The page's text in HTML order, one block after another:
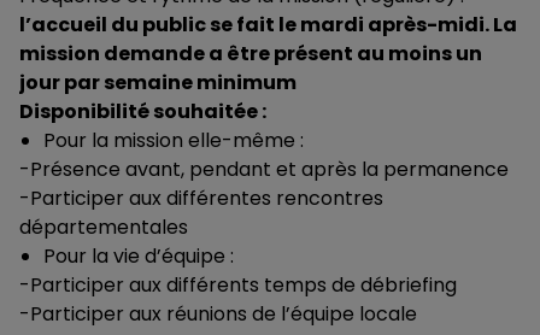
l’accueil du public se fait le mardi après-midi. La
mission demande a être présent au moins un
jour par semaine minimum
Disponibilité souhaitée :
Pour la mission elle-même :
-Présence avant, pendant et après la permanence
-Participer aux différentes rencontres
départementales
Pour la vie d’équipe :
-Participer aux différents temps de débriefing
-Participer aux réunions de l’équipe locale